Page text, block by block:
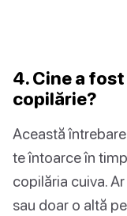
4. Cine a
copilărie?
Această
te întoarce în
copilăria cuiva.
sau doar o altă